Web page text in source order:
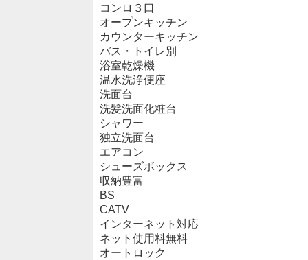
コンロ３口
オープンキッチン
カウンターキッチン
バス・トイレ別
浴室乾燥機
温水洗浄便座
洗面台
洗髪洗面化粧台
シャワー
独立洗面台
エアコン
シューズボックス
収納豊富
BS
CATV
インターネット対応
ネット使用料無料
オートロック